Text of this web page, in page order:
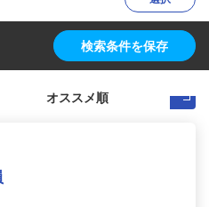
検索条件を保存